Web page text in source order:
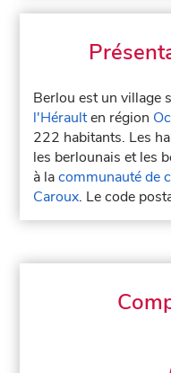
Berlou est un village
l'Héraulten région
222 habitants. Les
les berlounais et les
à lacommunauté de
Caroux. Le code